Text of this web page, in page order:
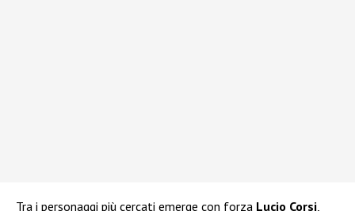
Tra i personaggi più cercati emerge con forza Lucio Corsi